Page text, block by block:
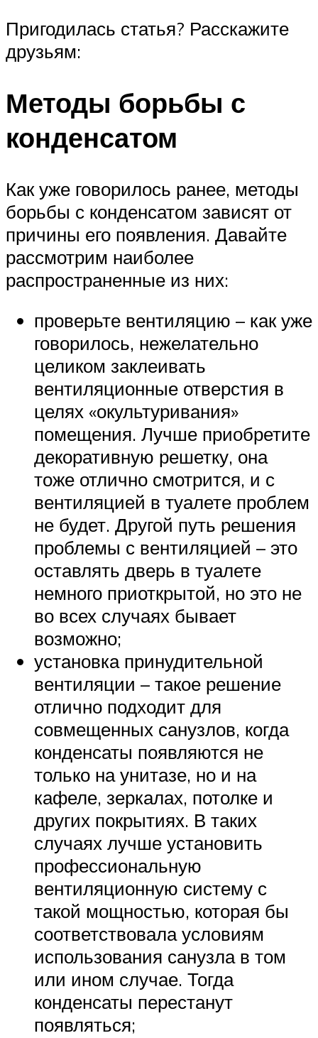
Пригодилась статья? Расскажите
друзьям:
Методы борьбы с
конденсатом
Как уже говорилось ранее, методы
борьбы с конденсатом зависят от
причины его появления. Давайте
рассмотрим наиболее
распространенные из них:
проверьте вентиляцию – как уже
говорилось, нежелательно
целиком заклеивать
вентиляционные отверстия в
целях «окультуривания»
помещения. Лучше приобретите
декоративную решетку, она
тоже отлично смотрится, и с
вентиляцией в туалете проблем
не будет. Другой путь решения
проблемы с вентиляцией – это
оставлять дверь в туалете
немного приоткрытой, но это не
во всех случаях бывает
возможно;
установка принудительной
вентиляции – такое решение
отлично подходит для
совмещенных санузлов, когда
конденсаты появляются не
только на унитазе, но и на
кафеле, зеркалах, потолке и
других покрытиях. В таких
случаях лучше установить
профессиональную
вентиляционную систему с
такой мощностью, которая бы
соответствовала условиям
использования санузла в том
или ином случае. Тогда
конденсаты перестанут
появляться;